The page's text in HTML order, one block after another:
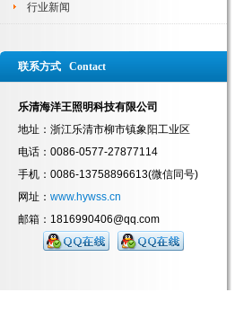
行业新闻
联系方式 Contact
乐清海洋王照明科技有限公司
地址：浙江乐清市柳市镇象阳工业区
电话：0086-0577-27877114
手机：0086-13758896613(微信同号)
网址： www.hywss.cn
邮箱：1816990406@qq.com